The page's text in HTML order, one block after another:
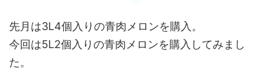
先月は3L4個入りの青肉メロンを購入。
今回は5L2個入りの青肉メロンを購入してみまし
た。